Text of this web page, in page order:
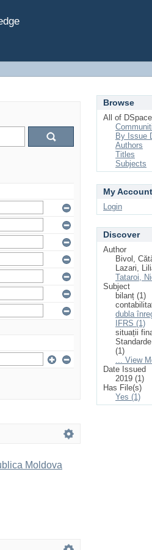
Moldova
Browse
All of DSpace
By Issue
Authors
Titles
Subjects
My Account
Login
Discover
Author
Bivol,
Lazari,
Tataroi,
Subject
bilanț (1)
dubla
IFRS (1)
situații
(1)
... View
Date Issued
2019 (1)
Has File(s)
Yes (1)